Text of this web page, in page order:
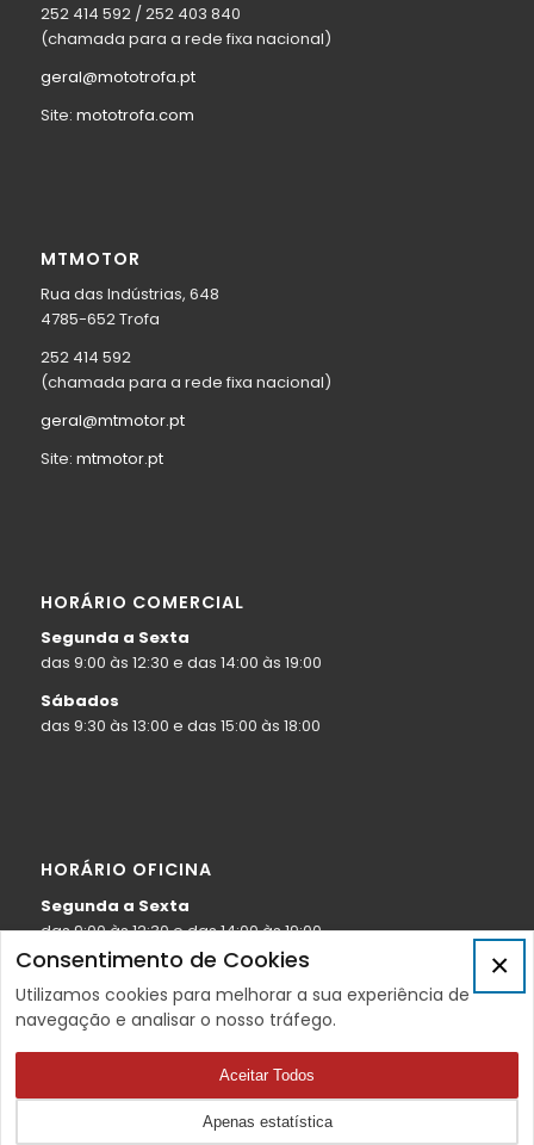
252 414 592 / 252 403 840
(chamada para a rede fixa nacional)
geral@mototrofa.pt
Site: mototrofa.com
MTMOTOR
Rua das Indústrias, 648
4785-652 Trofa
252 414 592
(chamada para a rede fixa nacional)
geral@mtmotor.pt
Site: mtmotor.pt
HORÁRIO COMERCIAL
Segunda a Sexta
das 9:00 às 12:30 e das 14:00 às 19:00
Sábados
das 9:30 às 13:00 e das 15:00 às 18:00
HORÁRIO OFICINA
Segunda a Sexta
das 9:00 às 12:30 e das 14:00 às 19:00
Sábados
das 9:30 às 13:00
×
Consentimento de Cookies
Utilizamos cookies para melhorar a sua experiência de
navegação e analisar o nosso tráfego.
Aceitar Todos
Apenas estatística